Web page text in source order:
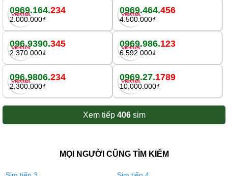
0969.164.234
2.000.000₫
0969.464.456
4.500.000₫
096.9390.345
2.370.000₫
0969.986.123
6.592.000₫
096.9806.234
2.300.000₫
0969.27.1789
10.000.000₫
Xem tiếp 406sim
MỌI NGƯỜI CŨNG TÌM KIẾM